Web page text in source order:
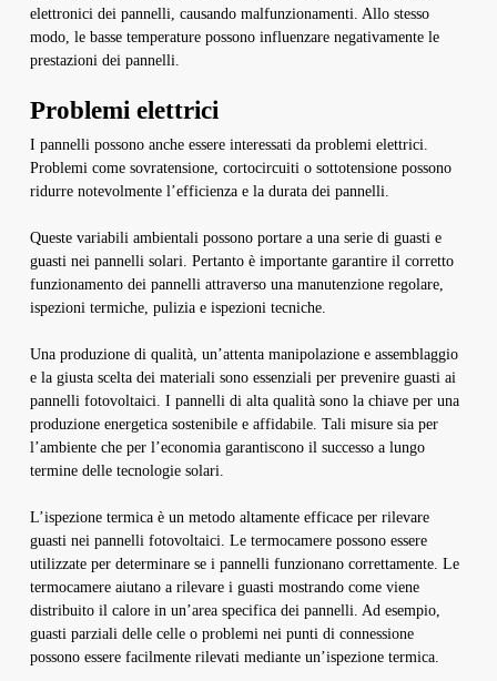
elettronici dei pannelli, causando malfunzionamenti. Allo stesso
modo, le basse temperature possono influenzare negativamente le
prestazioni dei pannelli.
Problemi elettrici
I pannelli possono anche essere interessati da problemi elettrici.
Problemi come sovratensione, cortocircuiti o sottotensione possono
ridurre notevolmente l’efficienza e la durata dei pannelli.
Queste variabili ambientali possono portare a una serie di guasti e
guasti nei pannelli solari. Pertanto è importante garantire il corretto
funzionamento dei pannelli attraverso una manutenzione regolare,
ispezioni termiche, pulizia e ispezioni tecniche.
Una produzione di qualità, un’attenta manipolazione e assemblaggio
e la giusta scelta dei materiali sono essenziali per prevenire guasti ai
pannelli fotovoltaici. I pannelli di alta qualità sono la chiave per una
produzione energetica sostenibile e affidabile. Tali misure sia per
l’ambiente che per l’economia garantiscono il successo a lungo
termine delle tecnologie solari.
L’ispezione termica è un metodo altamente efficace per rilevare
guasti nei pannelli fotovoltaici. Le termocamere possono essere
utilizzate per determinare se i pannelli funzionano correttamente. Le
termocamere aiutano a rilevare i guasti mostrando come viene
distribuito il calore in un’area specifica dei pannelli. Ad esempio,
guasti parziali delle celle o problemi nei punti di connessione
possono essere facilmente rilevati mediante un’ispezione termica.